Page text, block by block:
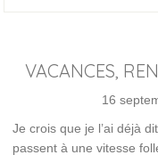
VACANCES,
16
Je crois que je l’ai déjà
passent à une vitesse